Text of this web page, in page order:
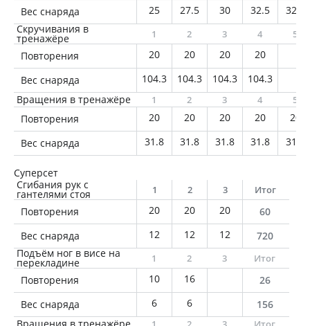
Вес снаряда
25 27.5 30 32.5
32.5
Скручивания в
тренажёре 1 2 3 4 5
Повторения 20 20 20
20
Вес снаряда
104.3 104.3 104.3
104.3
Вращения в тренажёре
1 2 3 4 5
Повторения 20 20 20 20
20
Вес снаряда
31.8 31.8 31.8 31.8 31.8
Суперсет
Сгибания рук с
гантелями стоя 1 2 3 Итог
Повторения 20 20 20
60
Вес снаряда
12 12 12
720
Подъём ног в висе на
перекладине 1 2 3 Итог
Повторения 10 16
26
Вес снаряда
6 6
156